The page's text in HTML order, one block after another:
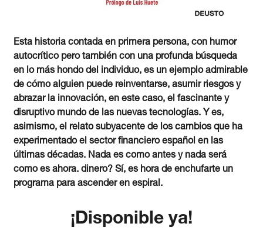
Esta historia contada en primera persona, con humor
autocrítico pero también con una profunda búsqueda
en lo más hondo del individuo, es un ejemplo admirable
de cómo alguien puede reinventarse, asumir riesgos y
abrazar la innovación, en este caso, el fascinante y
disruptivo mundo de las nuevas tecnologías. Y es,
asimismo, el relato subyacente de los cambios que ha
experimentado el sector financiero español en las
últimas décadas. Nada es como antes y nada será
como es ahora. dinero? Sí, es hora de enchufarte un
programa para ascender en espiral.
¡Disponible ya!